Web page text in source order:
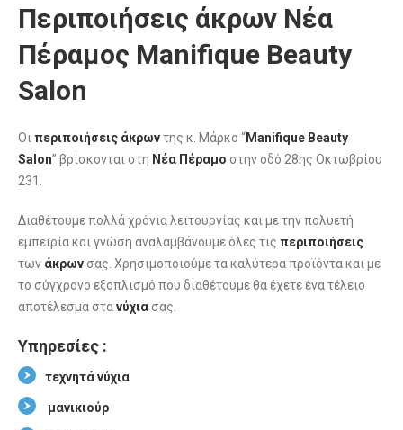
Περιποιήσεις άκρων Νέα
Πέραμος Manifique Beauty
Salon
Οιπεριποιήσεις άκρωντης κ. Μάρκο “Manifique Beauty
Salon” βρίσκονται στη Νέα Πέραμο στην οδό 28ης Οκτωβρίου
231.
Διαθέτουμε πολλά χρόνια λειτουργίας και με την πολυετή
εμπειρία και γνώση αναλαμβάνουμε όλες τις περιποιήσεις
των άκρων σας. Χρησιμοποιούμε τα καλύτερα προϊόντα και με
το σύγχρονο εξοπλισμό που διαθέτουμε θα έχετε ένα τέλειο
αποτέλεσμα στανύχια σας.
Υπηρεσίες :
τεχνητά νύχια
μανικιούρ